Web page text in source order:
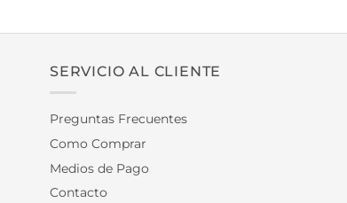
SERVICIO AL CLIENTE
Preguntas Frecuentes
Como Comprar
Medios de Pago
Contacto